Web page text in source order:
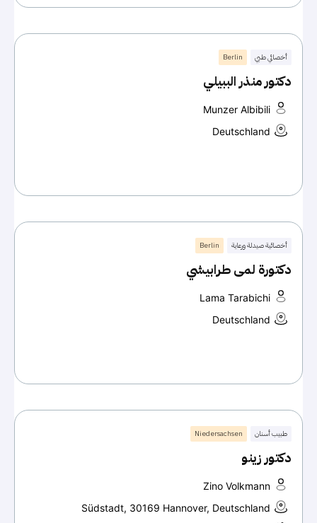
أخصائي طبي Berlin
دكتور منذر الببيلي
Munzer Albibili
Deutschland
أخصائية صيدلة ورعاية Berlin
دكتورة لمى طرابيشي
Lama Tarabichi
Deutschland
طبيب أسنان Niedersachsen
دكتور زينو
Zino Volkmann
Südstadt, 30169 Hannover, Deutschland